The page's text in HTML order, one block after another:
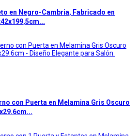
en Negro-Cambria, Fabricado en
con Puerta en Melamina Gris Oscuro